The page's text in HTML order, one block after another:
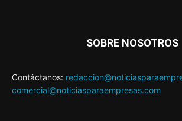
SOBRE NOSOTROS
Contáctanos:
comercial@noticiasparaempresas.com